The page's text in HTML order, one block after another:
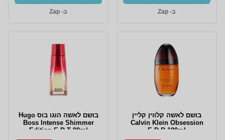
ב- Zap ב- Zap
בושם לאשה קלווין קליין
Calvin Klein Obsession
E.D.P 100ml
בושם לאשה הוגו בוס Hugo
Boss Intense Shimmer
Edition E.D.T 90ml